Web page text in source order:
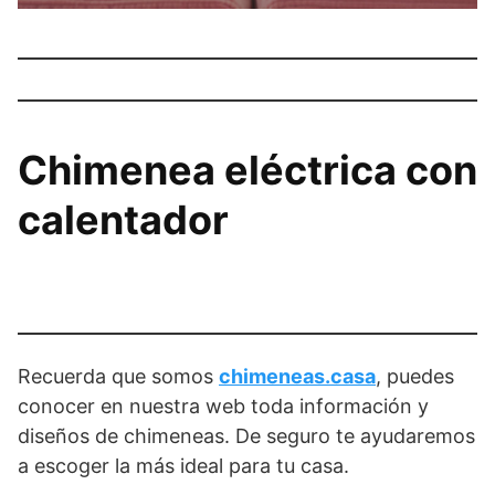
Chimenea eléctrica con
calentador
Recuerda que somos chimeneas.casa, puedes
conocer en nuestra web toda información y
diseños de chimeneas. De seguro te ayudaremos
a escoger la más ideal para tu casa.